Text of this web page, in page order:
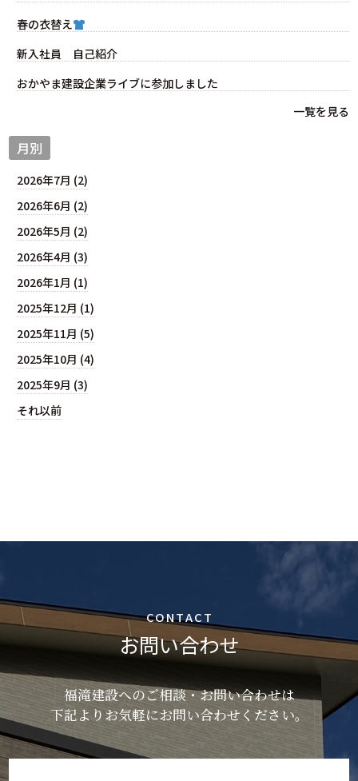
春の衣替え
新入社員 自己紹介
おかやま建設企業ライブに参加しました
一覧を見る
月別
2026年7月 (2)
2026年6月 (2)
2026年5月 (2)
2026年4月 (3)
2026年1月 (1)
2025年12月 (1)
2025年11月 (5)
2025年10月 (4)
2025年9月 (3)
それ以前
CONTACT
お問い合わせ
福滝建設へのご相談・お問い合わせは
下記よりお気軽にお問い合わせください。